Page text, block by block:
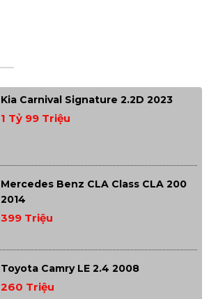
Kia Carnival Signature 2.2D 2023
1 Tỷ 99 Triệu
Mercedes Benz CLA Class CLA 200
2014
399 Triệu
Toyota Camry LE 2.4 2008
260 Triệu